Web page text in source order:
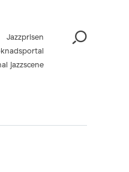
Jazzprisen
jazzscene